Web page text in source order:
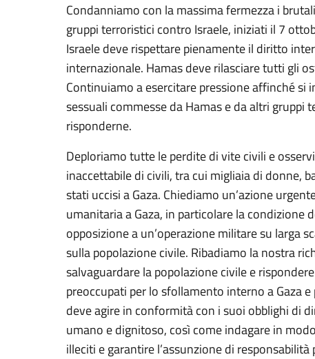
Condanniamo con la massima fermezza i
gruppi terroristici contro Israele, iniziati il 7
Israele deve rispettare pienamente il diritto
internazionale. Hamas deve rilasciare tutti gli
Continuiamo a esercitare pressione affinché
sessuali commesse da Hamas e da altri
risponderne.
Deploriamo tutte le perdite di vite civili e
inaccettabile di civili, tra cui migliaia di donne,
stati uccisi a Gaza. Chiediamo un’azione
umanitaria a Gaza, in particolare la
opposizione a un’operazione militare su larga
sulla popolazione civile. Ribadiamo la nostra
salvaguardare la popolazione civile e
preoccupati per lo sfollamento interno a Gaza
deve agire in conformità con i suoi obblighi di
umano e dignitoso, così come indagare in
illeciti e garantire l’assunzione di